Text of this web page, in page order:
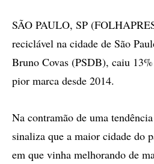
SÃO PAULO, SP
reciclável na cidade de São
Bruno Covas (PSDB), caiu
pior marca desde 2014.
Na contramão de uma
sinaliza que a maior cidade do
em que vinha melhorando de